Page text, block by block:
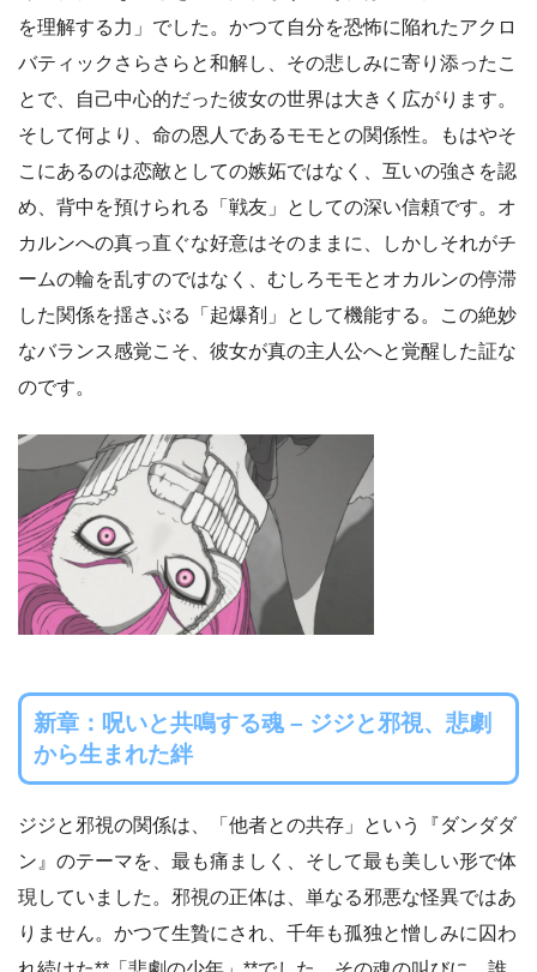
を理解する力」でした。かつて自分を恐怖に陥れたアクロ
バティックさらさらと和解し、その悲しみに寄り添ったこ
とで、自己中心的だった彼女の世界は大きく広がります。
そして何より、命の恩人であるモモとの関係性。もはやそ
こにあるのは恋敵としての嫉妬ではなく、互いの強さを認
め、背中を預けられる「戦友」としての深い信頼です。オ
カルンへの真っ直ぐな好意はそのままに、しかしそれがチ
ームの輪を乱すのではなく、むしろモモとオカルンの停滞
した関係を揺さぶる「起爆剤」として機能する。この絶妙
なバランス感覚こそ、彼女が真の主人公へと覚醒した証な
のです。
新章：呪いと共鳴する魂 – ジジと邪視、悲劇
から生まれた絆
ジジと邪視の関係は、「他者との共存」という『ダンダダ
ン』のテーマを、最も痛ましく、そして最も美しい形で体
現していました。邪視の正体は、単なる邪悪な怪異ではあ
りません。かつて生贄にされ、千年も孤独と憎しみに囚わ